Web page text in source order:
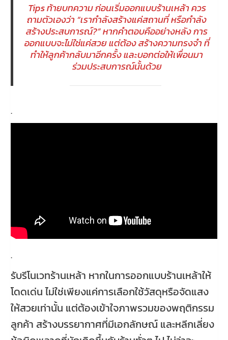
Tips ท้ายบทความ ก่อนเริ่มออกแบบร้านเหล้า ควร
ถามตัวเองว่า “เรากำลังสร้างแค่สถานที่ หรือกำลัง
สร้างประสบการณ์?” หากคำตอบคืออย่างหลัง การ
ออกแบบจะไม่ใช่แค่สวย แต่ต้อง สร้างความทรงจำ ที่
ทำให้ลูกค้ากลับมาอีกครั้ง และบอกต่อให้เพื่อนมา
ร่วมประสบการณ์นั้นด้วย
.
.
รับรีโนเวทร้านเหล้า หากในการออกแบบร้านเหล้าให้
โดดเด่น ไม่ใช่เพียงแค่การเลือกใช้วัสดุหรือจัดแสง
ให้สวยเท่านั้น แต่ต้องเข้าใจภาพรวมของพฤติกรรม
ลูกค้า สร้างบรรยากาศที่มีเอกลักษณ์ และหลีกเลี่ยง